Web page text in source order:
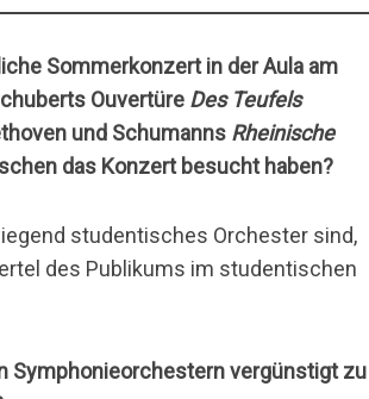
Sommerkonzert in der Aula am
Ouvertüre Des Teufels
und Schumanns Rheinische
das Konzert besucht haben?
studentisches Orchester sind,
des Publikums im studentischen
Symphonieorchestern vergünstigt zu